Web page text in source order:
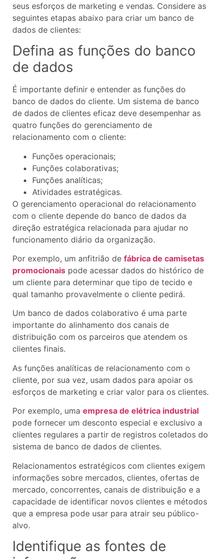
seus esforços de marketing e vendas. Considere as
seguintes etapas abaixo para criar um banco de
dados de clientes:
Defina as funções do banco
de dados
É importante definir e entender as funções do
banco de dados do cliente. Um sistema de banco
de dados de clientes eficaz deve desempenhar as
quatro funções do gerenciamento de
relacionamento com o cliente:
Funções operacionais;
Funções colaborativas;
Funções analíticas;
Atividades estratégicas.
O gerenciamento operacional do relacionamento
com o cliente depende do banco de dados da
direção estratégica relacionada para ajudar no
funcionamento diário da organização.
Por exemplo, um anfitrião de fábrica de camisetas
promocionais pode acessar dados do histórico de
um cliente para determinar que tipo de tecido e
qual tamanho provavelmente o cliente pedirá.
Um banco de dados colaborativo é uma parte
importante do alinhamento dos canais de
distribuição com os parceiros que atendem os
clientes finais.
As funções analíticas de relacionamento com o
cliente, por sua vez, usam dados para apoiar os
esforços de marketing e criar valor para os clientes.
Por exemplo, uma empresa de elétrica industrial
pode fornecer um desconto especial e exclusivo a
clientes regulares a partir de registros coletados do
sistema de banco de dados de clientes.
Relacionamentos estratégicos com clientes exigem
informações sobre mercados, clientes, ofertas de
mercado, concorrentes, canais de distribuição e a
capacidade de identificar novos clientes e métodos
que a empresa pode usar para atrair seu público-
alvo.
Identifique as fontes de